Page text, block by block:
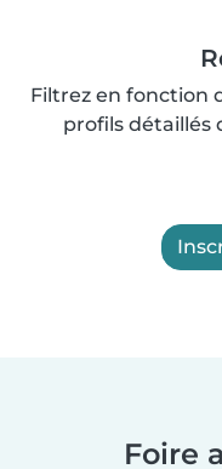
Filtrez en fonction
profils détaillés
Foire